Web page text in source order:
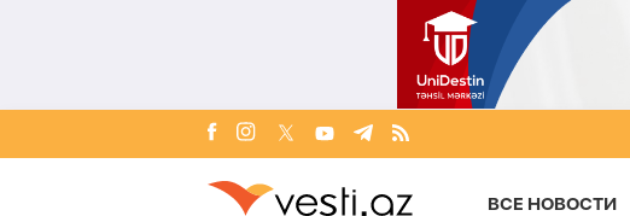
ВСЕ НОВОСТИ